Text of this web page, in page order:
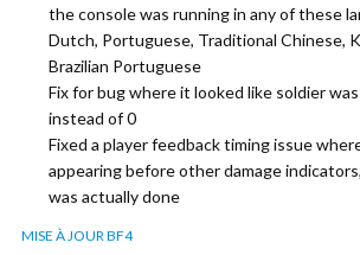
the console was running in any of these
Dutch, Portuguese, Traditional Chinese,
Brazilian Portuguese
Fix for bug where it looked like soldier
instead of 0
Fixed a player feedback timing issue
appearing before other damage
was actually done
MISE À JOUR BF4